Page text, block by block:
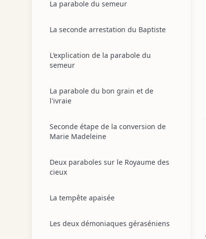
La parabole du semeur
La seconde arrestation du Baptiste
L‘explication de la parabole du
semeur
La parabole du bon grain et de
l'ivraie
Seconde étape de la conversion de
Marie Madeleine
Deux paraboles sur le Royaume des
cieux
La tempête apaisée
Les deux démoniaques géraséniens